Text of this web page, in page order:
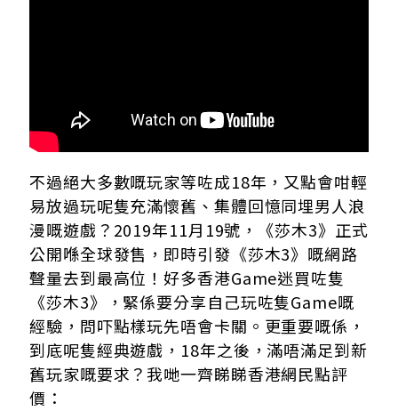
不過絕大多數嘅玩家等咗成18年，又點會咁輕
易放過玩呢隻充滿懷舊、集體回憶同埋男人浪
漫嘅遊戲？2019年11月19號，《莎木3》正式
公開喺全球發售，即時引發《莎木3》嘅網路
聲量去到最高位！好多香港Game迷買咗隻
《莎木3》，緊係要分享自己玩咗隻Game嘅
經驗，問吓點樣玩先唔會卡關。更重要嘅係，
到底呢隻經典遊戲，18年之後，滿唔滿足到新
舊玩家嘅要求？我哋一齊睇睇香港網民點評
價：